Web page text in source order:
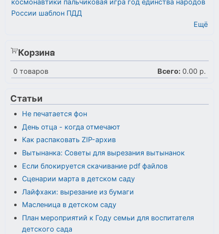
космонавтики пальчиковая игра год единства народов
России шаблон ПДД
Ещё
Корзина
0 товаров Всего: 0.00 р.
Статьи
Не печатается фон
День отца - когда отмечают
Как распаковать ZIP-архив
Вытынанка: Советы для вырезания вытынанок
Если блокируется скачивание pdf файлов
Сценарии марта в детском саду
Лайфхаки: вырезание из бумаги
Масленица в детском саду
План мероприятий к Году семьи для воспитателя
детского сада